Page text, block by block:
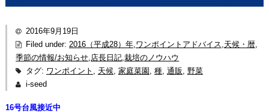
2016年9月19日
Filed under: 2016（平成28）年,ワンポイントアドバイス,天候・暦,
季節の情報/お知らせ,店長日記,栽培のノウハウ
タグ: ワンポイント , 天候, 家庭菜園 , 種, 通販, 野菜
i-seed
16号台風接近中